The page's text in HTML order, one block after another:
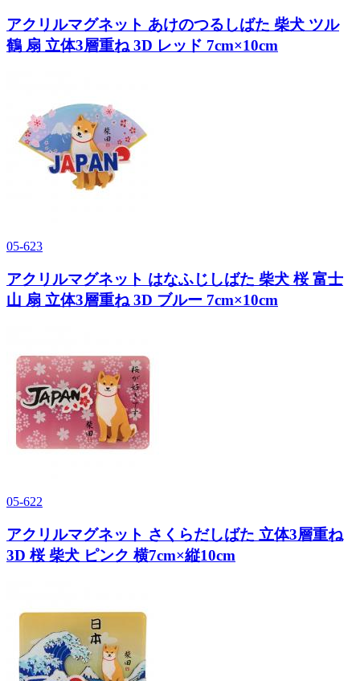
アクリルマグネット あけのつるしばた 柴犬 ツル
鶴 扇 立体3層重ね 3D レッド 7cm×10cm
05-623
アクリルマグネット はなふじしばた 柴犬 桜 富士
山 扇 立体3層重ね 3D ブルー 7cm×10cm
05-622
アクリルマグネット さくらだしばた 立体3層重ね
3D 桜 柴犬 ピンク 横7cm×縦10cm